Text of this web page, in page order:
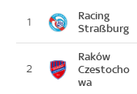
1
Racing
Straßburg
2
Raków
Czestocho
wa